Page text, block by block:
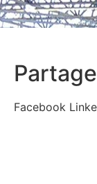
Facebook